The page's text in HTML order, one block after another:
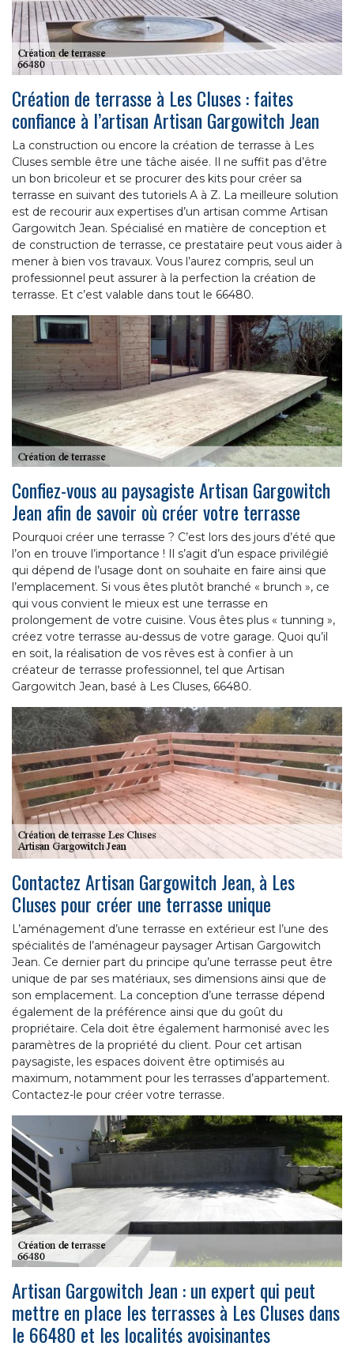
Création de terrasse à Les Cluses : faites
confiance à l’artisan Artisan Gargowitch Jean
La construction ou encore la création de terrasse à Les
Cluses semble être une tâche aisée. Il ne suffit pas d’être
un bon bricoleur et se procurer des kits pour créer sa
terrasse en suivant des tutoriels A à Z. La meilleure solution
est de recourir aux expertises d’un artisan comme Artisan
Gargowitch Jean. Spécialisé en matière de conception et
de construction de terrasse, ce prestataire peut vous aider à
mener à bien vos travaux. Vous l’aurez compris, seul un
professionnel peut assurer à la perfection la création de
terrasse. Et c’est valable dans tout le 66480.
Confiez-vous au paysagiste Artisan Gargowitch
Jean afin de savoir où créer votre terrasse
Pourquoi créer une terrasse ? C’est lors des jours d’été que
l’on en trouve l’importance ! Il s’agit d’un espace privilégié
qui dépend de l’usage dont on souhaite en faire ainsi que
l’emplacement. Si vous êtes plutôt branché « brunch », ce
qui vous convient le mieux est une terrasse en
prolongement de votre cuisine. Vous êtes plus « tunning »,
créez votre terrasse au-dessus de votre garage. Quoi qu’il
en soit, la réalisation de vos rêves est à confier à un
créateur de terrasse professionnel, tel que Artisan
Gargowitch Jean, basé à Les Cluses, 66480.
Contactez Artisan Gargowitch Jean, à Les
Cluses pour créer une terrasse unique
L’aménagement d’une terrasse en extérieur est l’une des
spécialités de l’aménageur paysager Artisan Gargowitch
Jean. Ce dernier part du principe qu’une terrasse peut être
unique de par ses matériaux, ses dimensions ainsi que de
son emplacement. La conception d’une terrasse dépend
également de la préférence ainsi que du goût du
propriétaire. Cela doit être également harmonisé avec les
paramètres de la propriété du client. Pour cet artisan
paysagiste, les espaces doivent être optimisés au
maximum, notamment pour les terrasses d’appartement.
Contactez-le pour créer votre terrasse.
Artisan Gargowitch Jean : un expert qui peut
mettre en place les terrasses à Les Cluses dans
le 66480 et les localités avoisinantes